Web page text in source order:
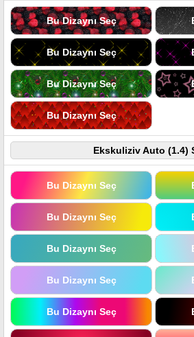
Bu Dizaynı Seç
Bu Dizaynı Seç
Bu Dizaynı Seç
Bu Dizaynı Seç
Ekskuliziv Auto (1.4)
Bu Dizaynı Seç
Bu Dizaynı Seç
Bu Dizaynı Seç
Bu Dizaynı Seç
Bu Dizaynı Seç